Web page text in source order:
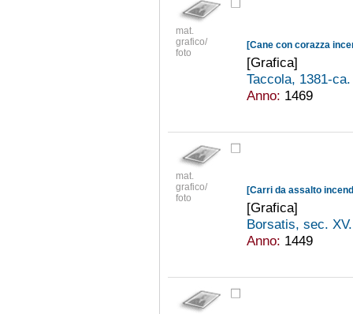
mat.
grafico/
foto
[Grafica]
Taccola, 1381-
Anno: 1469
mat.
grafico/
foto
[Carri da assalto
[Grafica]
Borsatis, sec.
Anno: 1449